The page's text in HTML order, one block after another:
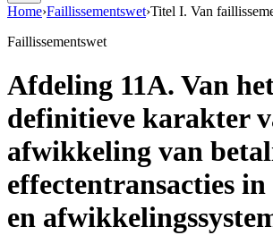
Home›Faillissementswet›Titel I. Van
Faillissementswet
Afdeling 11A. Van
definitieve karakter
afwikkeling van
effectentransacties
en